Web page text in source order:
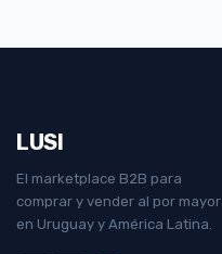
LUSI
El marketplace B2B para
comprar y vender al por mayor
en Uruguay y América Latina.